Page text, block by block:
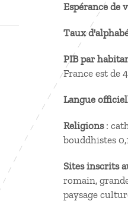
Espérance de
Taux
PIB par
France est de
Langue
Religions :
bouddhistes
Sites inscrits
romain,
paysage